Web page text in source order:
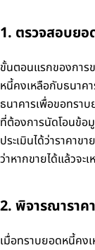
1. ตรวจสอบย
ขั้นตอนแรกของการ
หนี้คงเหลือกับธนาค
ธนาคารเพื่อขอทรา
ที่ต้องการนัดโอนข้อ
ประเมินได้ว่าราคาข
ว่าหากขายได้แล้วจะ
2. พิจารณาราค
เมื่อทราบยอดหนี้คง